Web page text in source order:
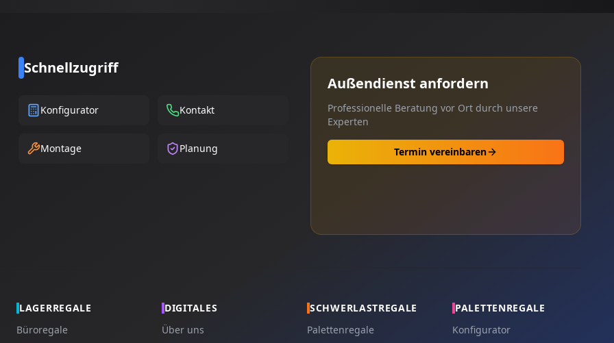
Schnellzugriff
Konfigurator Kontakt
Montage Planung
Außendienst anfordern
Professionelle Beratung vor Ort durch unsere
Experten
Termin vereinbaren
LAGERREGALE
Büroregale
DIGITALES
Über uns
SCHWERLASTREGALE
Palettenregale
PALETTENREGALE
Konfigurator